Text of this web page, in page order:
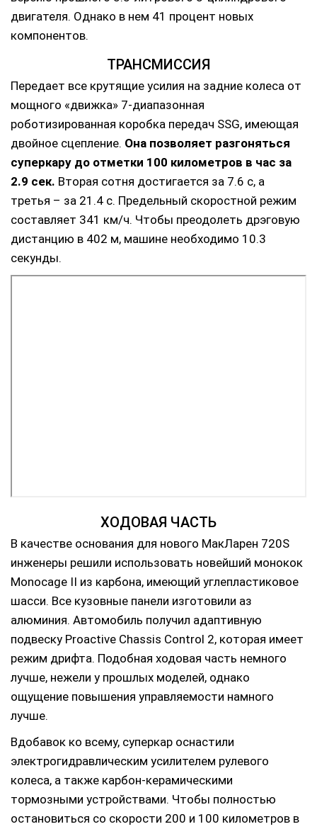
двигателя. Однако в нем 41 процент новых
компонентов.
ТРАНСМИССИЯ
Передает все крутящие усилия на задние колеса от
мощного «движка» 7-диапазонная
роботизированная коробка передач SSG, имеющая
двойное сцепление. Она позволяет разгоняться
суперкару до отметки 100 километров в час за
2.9 сек. Вторая сотня достигается за 7.6 с, а
третья – за 21.4 с. Предельный скоростной режим
составляет 341 км/ч. Чтобы преодолеть дрэговую
дистанцию в 402 м, машине необходимо 10.3
секунды.
ХОДОВАЯ ЧАСТЬ
В качестве основания для нового МакЛарен 720S
инженеры решили использовать новейший монокок
Monocage II из карбона, имеющий углепластиковое
шасси. Все кузовные панели изготовили аз
алюминия. Автомобиль получил адаптивную
подвеску Proactive Chassis Control 2, которая имеет
режим дрифта. Подобная ходовая часть немного
лучше, нежели у прошлых моделей, однако
ощущение повышения управляемости намного
лучше.
Вдобавок ко всему, суперкар оснастили
электрогидравлическим усилителем рулевого
колеса, а также карбон-керамическими
тормозными устройствами. Чтобы полностью
остановиться со скорости 200 и 100 километров в